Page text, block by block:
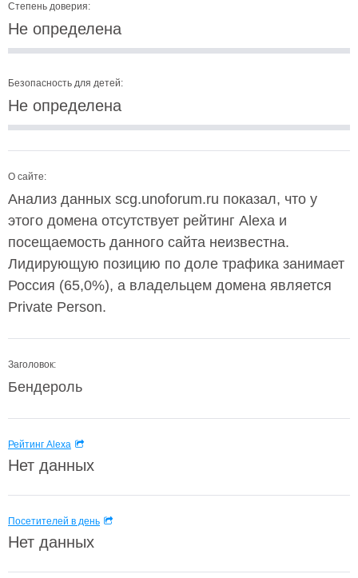
Степень доверия:
Не определена
Безопасность для детей:
Не определена
О сайте:
Анализ данных scg.unoforum.ru показал, что у
этого домена отсутствует рейтинг Alexa и
посещаемость данного сайта неизвестна.
Лидирующую позицию по доле трафика занимает
Россия (65,0%), а владельцем домена является
Private Person.
Заголовок:
Бендероль
Рейтинг Alexa
Нет данных
Посетителей в день
Нет данных